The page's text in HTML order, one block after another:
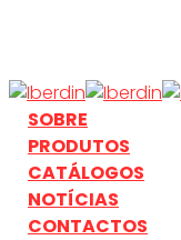
main
content
search
Menu
SOBRE
PRODUTOS
CATÁLOGOS
NOTÍCIAS
CONTACTOS